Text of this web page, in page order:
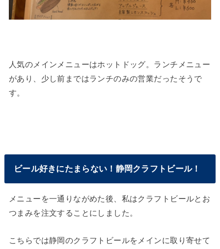
人気のメインメニューはホットドッグ。ランチメニュー
があり、少し前まではランチのみの営業だったそうで
す。
ビール好きにたまらない！静岡クラフトビール！
メニューを一通りながめた後、私はクラフトビールとお
つまみを注文することにしました。
こちらでは静岡のクラフトビールをメインに取り寄せて